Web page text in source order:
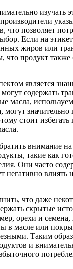
изучать
что позволяет
Если на
жиров или
что продукт
является
могут содержать
масла,
могут
стоит избегать
внимание
такие как
Они часто
негативно влиять
что даже
скрытые
орехи и семена,
в масле или
Таким
и